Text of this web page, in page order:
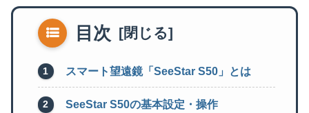
目次
スマート望遠鏡「SeeStar S50」とは
SeeStar S50の基本設定・操作